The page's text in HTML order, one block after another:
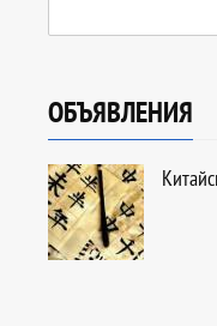
ОБЪЯВЛЕНИЯ